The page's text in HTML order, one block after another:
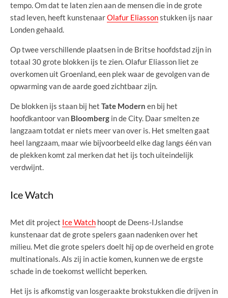
tempo. Om dat te laten zien aan de mensen die in de grote
stad leven, heeft kunstenaarOlafur Eliassonstukken ijs naar
Londen gehaald.
Op twee verschillende plaatsen in de Britse hoofdstad zijn in
totaal 30 grote blokken ijs te zien. Olafur Eliasson liet ze
overkomen uit Groenland, een plek waar de gevolgen van de
opwarming van de aarde goed zichtbaar zijn.
De blokken ijs staan bij het Tate Modern en bij het
hoofdkantoor van Bloomberg in de City. Daar smelten ze
langzaam totdat er niets meer van over is. Het smelten gaat
heel langzaam, maar wie bijvoorbeeld elke dag langs één van
de plekken komt zal merken dat het ijs toch uiteindelijk
verdwijnt.
Ice Watch
Met dit project Ice Watch hoopt de Deens-IJslandse
kunstenaar dat de grote spelers gaan nadenken over het
milieu. Met die grote spelers doelt hij op de overheid en grote
multinationals. Als zij in actie komen, kunnen we de ergste
schade in de toekomst wellicht beperken.
Het ijs is afkomstig van losgeraakte brokstukken die drijven in